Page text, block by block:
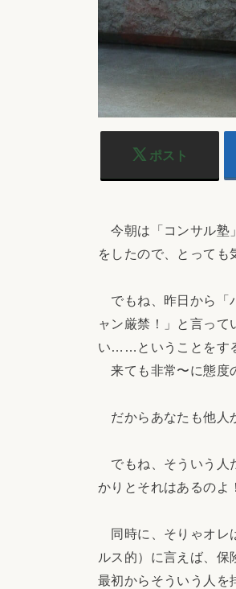
ポスト
今朝は「コンサル塾
をしたので、とっても
でもね、昨日から「
ャン厳禁！」と言っ
い……ということをす
来ても非常〜に態度
だからあなたも他人
でもね、そういう人
かりとそれはあるのよ
同時に、そりゃオレ
ルス的）に言えば、保
最初からそういう人を